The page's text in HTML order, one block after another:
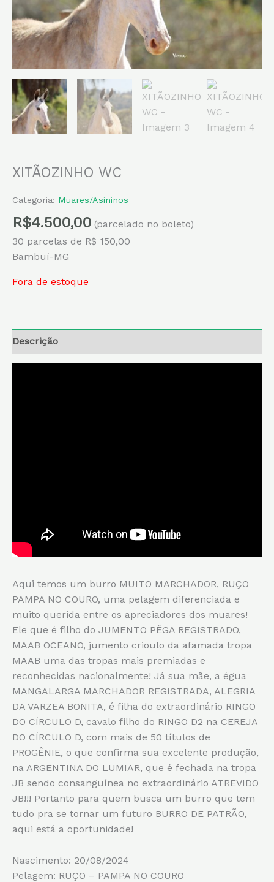
XITÃOZINHO WC
Categoria: Muares/Asininos
R$4.500,00 (parcelado no boleto)
30 parcelas de R$ 150,00
Bambuí-MG
Fora de estoque
Descrição
Aqui temos um burro MUITO MARCHADOR, RUÇO
PAMPA NO COURO, uma pelagem diferenciada e
muito querida entre os apreciadores dos muares!
Ele que é filho do JUMENTO PÊGA REGISTRADO,
MAAB OCEANO, jumento crioulo da afamada tropa
MAAB uma das tropas mais premiadas e
reconhecidas nacionalmente! Já sua mãe, a égua
MANGALARGA MARCHADOR REGISTRADA, ALEGRIA
DA VARZEA BONITA, é filha do extraordinário RINGO
DO CÍRCULO D, cavalo filho do RINGO D2 na CEREJA
DO CÍRCULO D, com mais de 50 títulos de
PROGÊNIE, o que confirma sua excelente produção,
na ARGENTINA DO LUMIAR, que é fechada na tropa
JB sendo consanguínea no extraordinário ATREVIDO
JB!!! Portanto para quem busca um burro que tem
tudo pra se tornar um futuro BURRO DE PATRÃO,
aqui está a oportunidade!
Nascimento: 20/08/2024
Pelagem: RUÇO – PAMPA NO COURO